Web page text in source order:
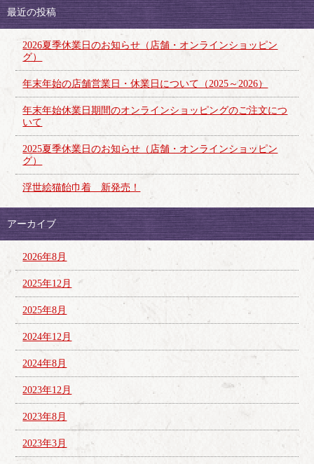
最近の投稿
2026夏季休業日のお知らせ（店舗・オンラインショッピン
グ）
年末年始の店舗営業日・休業日について（2025～2026）
年末年始休業日期間のオンラインショッピングのご注文につ
いて
2025夏季休業日のお知らせ（店舗・オンラインショッピン
グ）
浮世絵猫飴巾着 新発売！
アーカイブ
2026年8月
2025年12月
2025年8月
2024年12月
2024年8月
2023年12月
2023年8月
2023年3月